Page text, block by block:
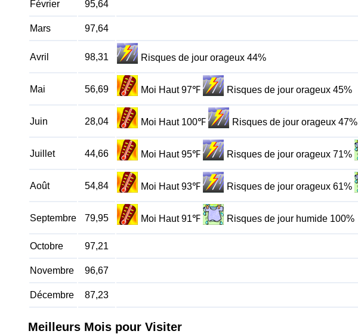
Février 95,64
Mars 97,64
Avril 98,31 Risques de jour orageux 44%
Mai 56,69 Moi Haut 97℉ Risques de jour orageux 45%
Juin 28,04 Moi Haut 100℉ Risques de jour orageux 47%
Juillet 44,66 Moi Haut 95℉ Risques de jour orageux 71%
Août 54,84 Moi Haut 93℉ Risques de jour orageux 61%
Septembre 79,95 Moi Haut 91℉ Risques de jour humide 100%
Octobre 97,21
Novembre 96,67
Décembre 87,23
Meilleurs Mois pour Visiter